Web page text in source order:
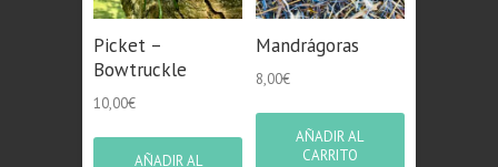
Picket –
Bowtruckle
10,00€
AÑADIR AL
Mandrágoras
8,00€
AÑADIR AL
CARRITO